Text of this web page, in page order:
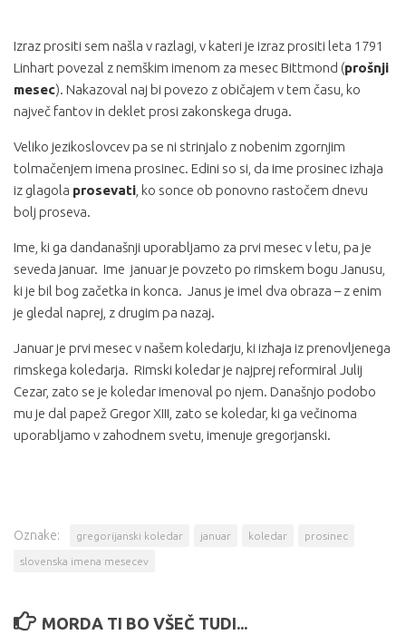
Izraz prositi sem našla v razlagi, v kateri je izraz prositi leta 1791
Linhart povezal z nemškim imenom za mesec Bittmond (prošnji
mesec). Nakazoval naj bi povezo z običajem v tem času, ko
največ fantov in deklet prosi zakonskega druga.
Veliko jezikoslovcev pa se ni strinjalo z nobenim zgornjim
tolmačenjem imena prosinec. Edini so si, da ime prosinec izhaja
iz glagola prosevati , ko sonce ob ponovno rastočem dnevu
bolj proseva.
Ime, ki ga dandanašnji uporabljamo za prvi mesec v letu, pa je
seveda januar. Ime januar je povzeto po rimskem bogu Janusu,
ki je bil bog začetka in konca. Janus je imel dva obraza – z enim
je gledal naprej, z drugim pa nazaj.
Januar je prvi mesec v našem koledarju, ki izhaja iz prenovljenega
rimskega koledarja. Rimski koledar je najprej reformiral Julij
Cezar, zato se je koledar imenoval po njem. Današnjo podobo
mu je dal papež Gregor XIII, zato se koledar, ki ga večinoma
uporabljamo v zahodnem svetu, imenuje gregorjanski.
Oznake: gregorijanski koledar januar koledar prosinec
slovenska imena mesecev
MORDA TI BO VŠEČ TUDI...